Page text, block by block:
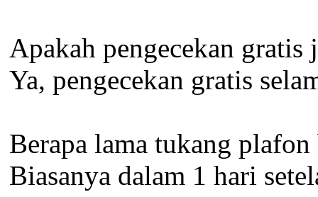
Apakah pengecekan
Ya, pengecekan gratis
Berapa lama tukang
Biasanya dalam 1 hari